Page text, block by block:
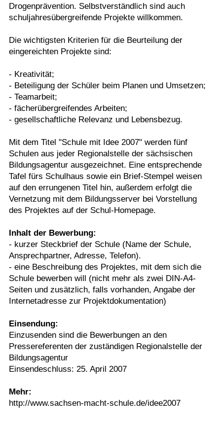
Drogenprävention. Selbstverständlich sind auch
schuljahresübergreifende Projekte willkommen.
Die wichtigsten Kriterien für die Beurteilung der
eingereichten Projekte sind:
- Kreativität;
- Beteiligung der Schüler beim Planen und Umsetzen;
- Teamarbeit;
- fächerübergreifendes Arbeiten;
- gesellschaftliche Relevanz und Lebensbezug.
Mit dem Titel "Schule mit Idee 2007" werden fünf
Schulen aus jeder Regionalstelle der sächsischen
Bildungsagentur ausgezeichnet. Eine entsprechende
Tafel fürs Schulhaus sowie ein Brief-Stempel weisen
auf den errungenen Titel hin, außerdem erfolgt die
Vernetzung mit dem Bildungsserver bei Vorstellung
des Projektes auf der Schul-Homepage.
Inhalt der Bewerbung:
- kurzer Steckbrief der Schule (Name der Schule,
Ansprechpartner, Adresse, Telefon).
- eine Beschreibung des Projektes, mit dem sich die
Schule bewerben will (nicht mehr als zwei DIN-A4-
Seiten und zusätzlich, falls vorhanden, Angabe der
Internetadresse zur Projektdokumentation)
Einsendung:
Einzusenden sind die Bewerbungen an den
Pressereferenten der zuständigen Regionalstelle der
Bildungsagentur
Einsendeschluss: 25. April 2007
Mehr:
http://www.sachsen-macht-schule.de/idee2007